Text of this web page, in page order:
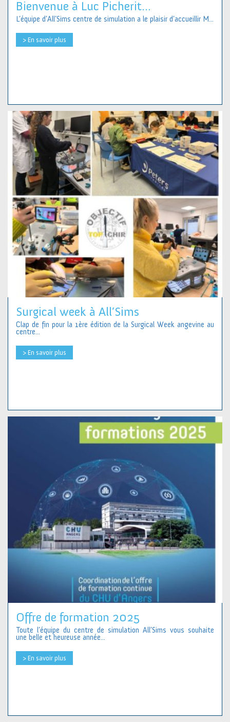
Bienvenue à Luc Picherit...
L’équipe d’All’Sims centre de simulation a le plaisir d’accueillir M...
> En savoir plus
Surgical week à All’Sims
Clap de fin pour la 1ère édition de la Surgical Week angevine au
centre...
> En savoir plus
Offre de formation 2025
Toute l’équipe du centre de simulation All’Sims vous souhaite
une belle et heureuse année...
> En savoir plus